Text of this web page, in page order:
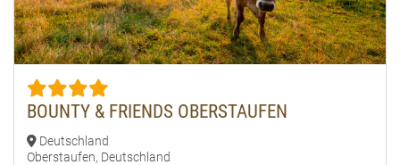
BOUNTY & FRIENDS OBERSTAUFEN
Deutschland
Oberstaufen, Deutschland